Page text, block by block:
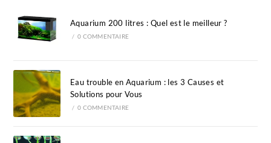
Aquarium 200 litres : Quel est le meilleur ?
/ 0 COMMENTAIRE
Eau trouble en Aquarium : les 3 Causes et
Solutions pour Vous
/ 0 COMMENTAIRE